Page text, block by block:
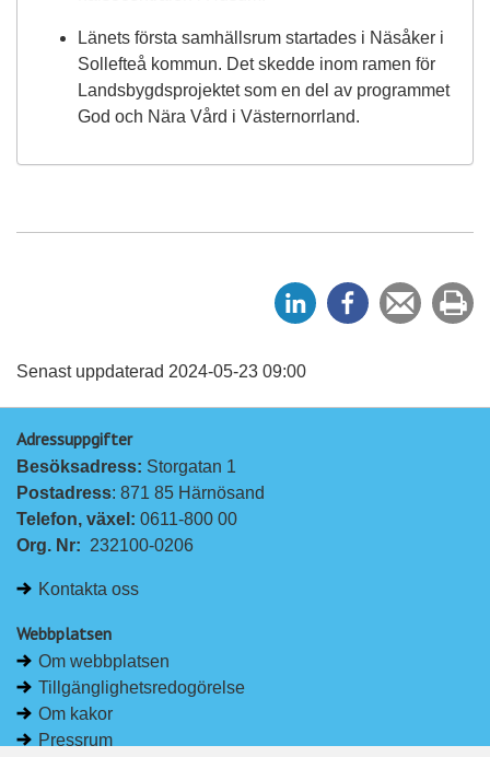
Länets första samhällsrum startades i Näsåker i
Sollefteå kommun. Det skedde inom ramen för
Landsbygdsprojektet som en del av programmet
God och Nära Vård i Västernorrland.
e
e
Tipsa
en
ut
Senast uppdaterad 2024-05-23 09:00
Adressuppgifter
Besöksadress: Storgatan 1
Postadress: 871 85 Härnösand
Telefon, växel: 0611-800 00
Org. Nr: 232100-0206
Kontakta oss
Webbplatsen
Om webbplatsen
Tillgänglighetsredogörelse
Om kakor
Pressrum